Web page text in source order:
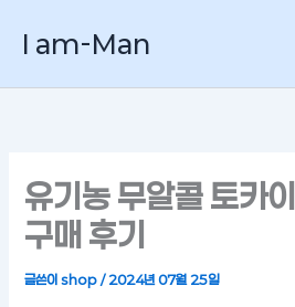
로
I am-Man
유기농 무알콜 토카
구매 후기
글쓴이shop/2024년 07월 25일